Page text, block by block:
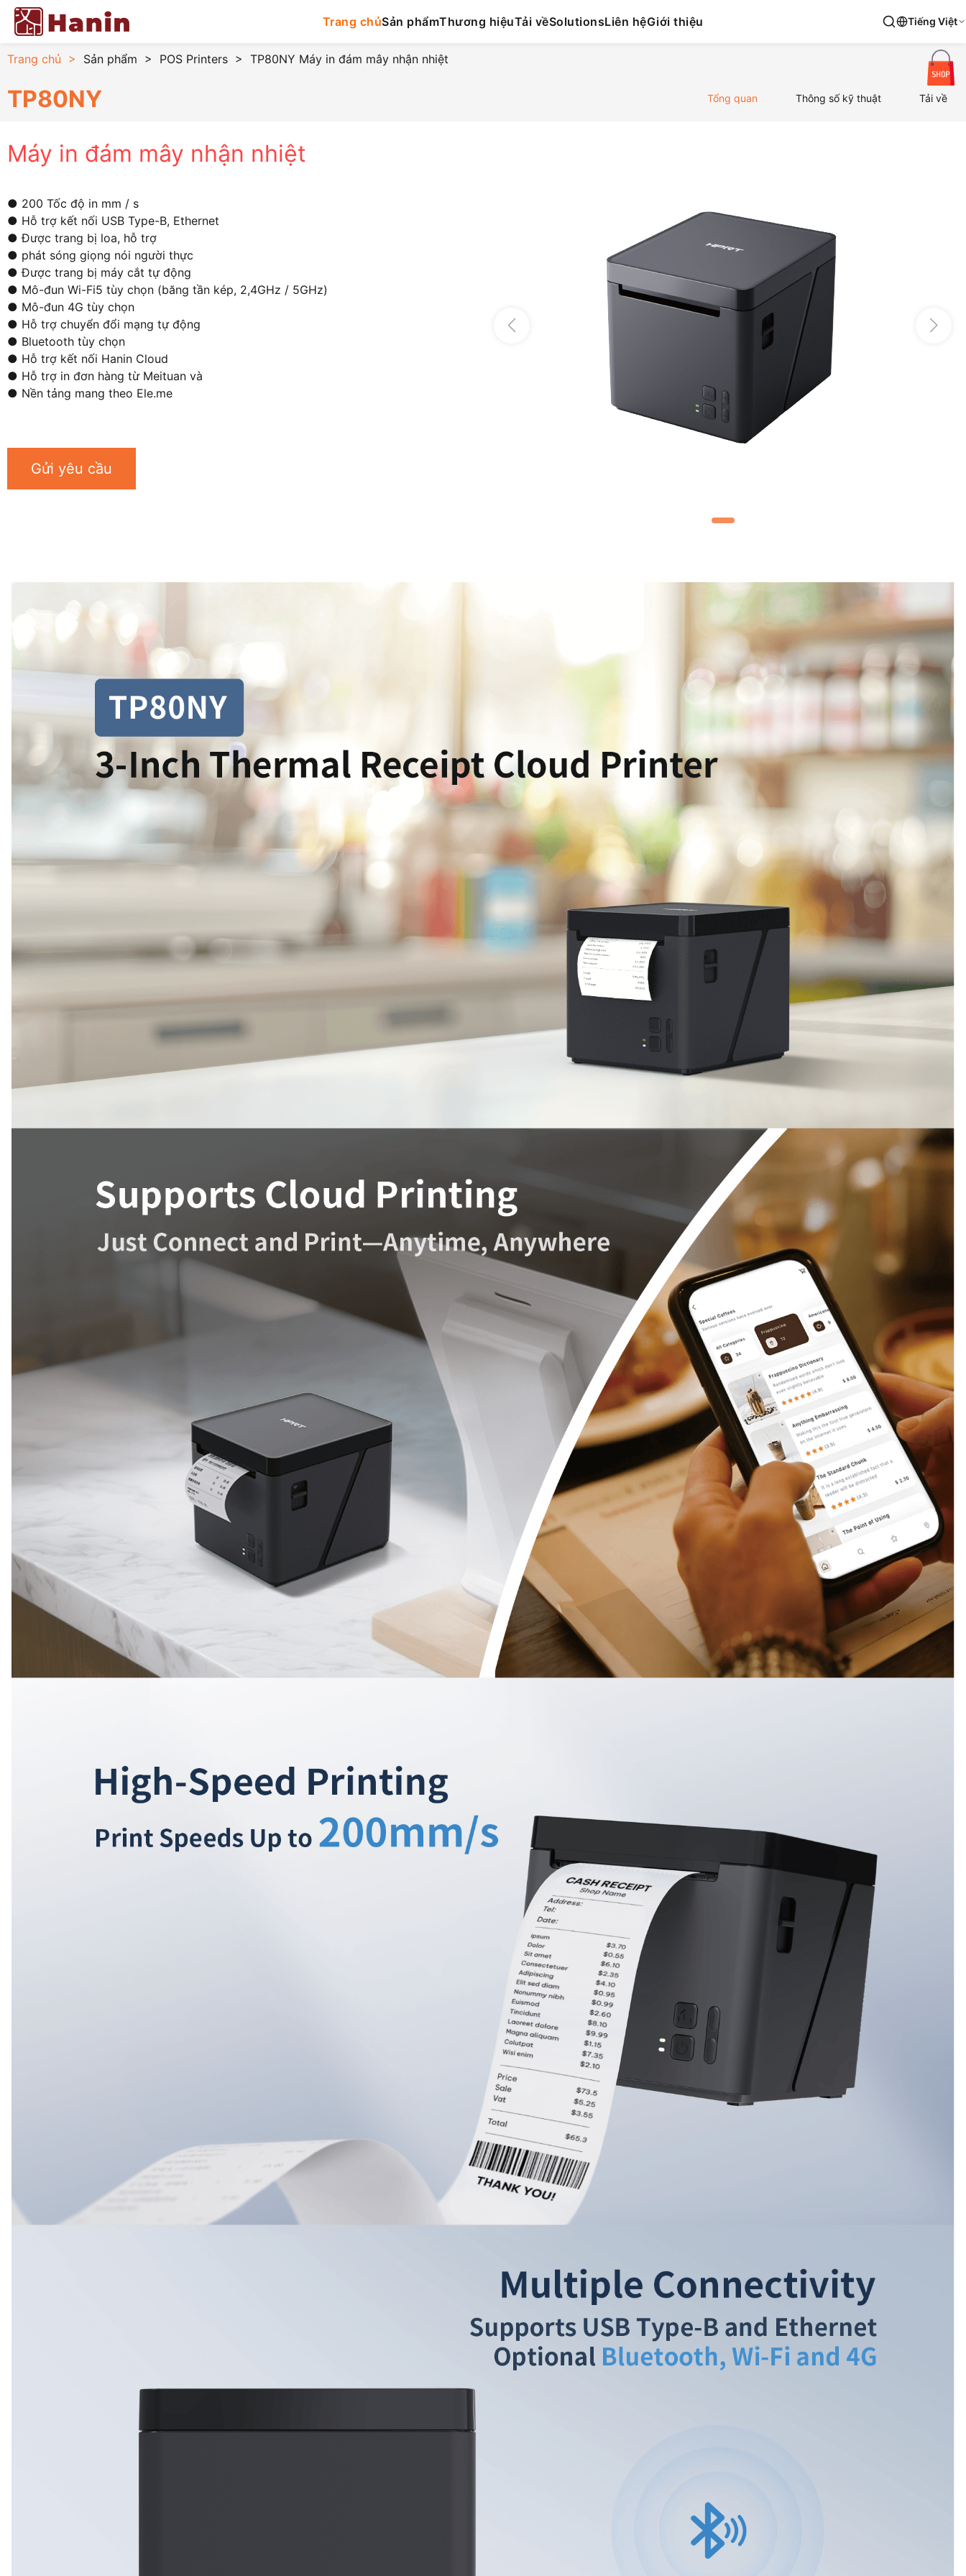
Trang chủSản phẩmThương hiệuTải vềSolutionsLiên hệGiới thiệu Tiếng Việt
Trang chủ > Sản phẩm > POS Printers > TP80NY Máy in đám mây nhận nhiệt
TP80NY Tổng quan Thông số kỹ thuật Tải về
Máy in đám mây nhận nhiệt
● 200 Tốc độ in mm / s
● Hỗ trợ kết nối USB Type-B, Ethernet
● Được trang bị loa, hỗ trợ
● phát sóng giọng nói người thực
● Được trang bị máy cắt tự động
● Mô-đun Wi-Fi5 tùy chọn (băng tần kép, 2,4GHz / 5GHz)
● Mô-đun 4G tùy chọn
● Hỗ trợ chuyển đổi mạng tự động
● Bluetooth tùy chọn
● Hỗ trợ kết nối Hanin Cloud
● Hỗ trợ in đơn hàng từ Meituan và
● Nền tảng mang theo Ele.me
Gửi yêu cầu